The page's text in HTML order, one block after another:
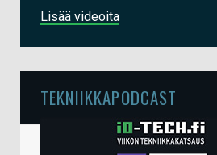
Lisää videoita
TEKNIIKKAPODCAST